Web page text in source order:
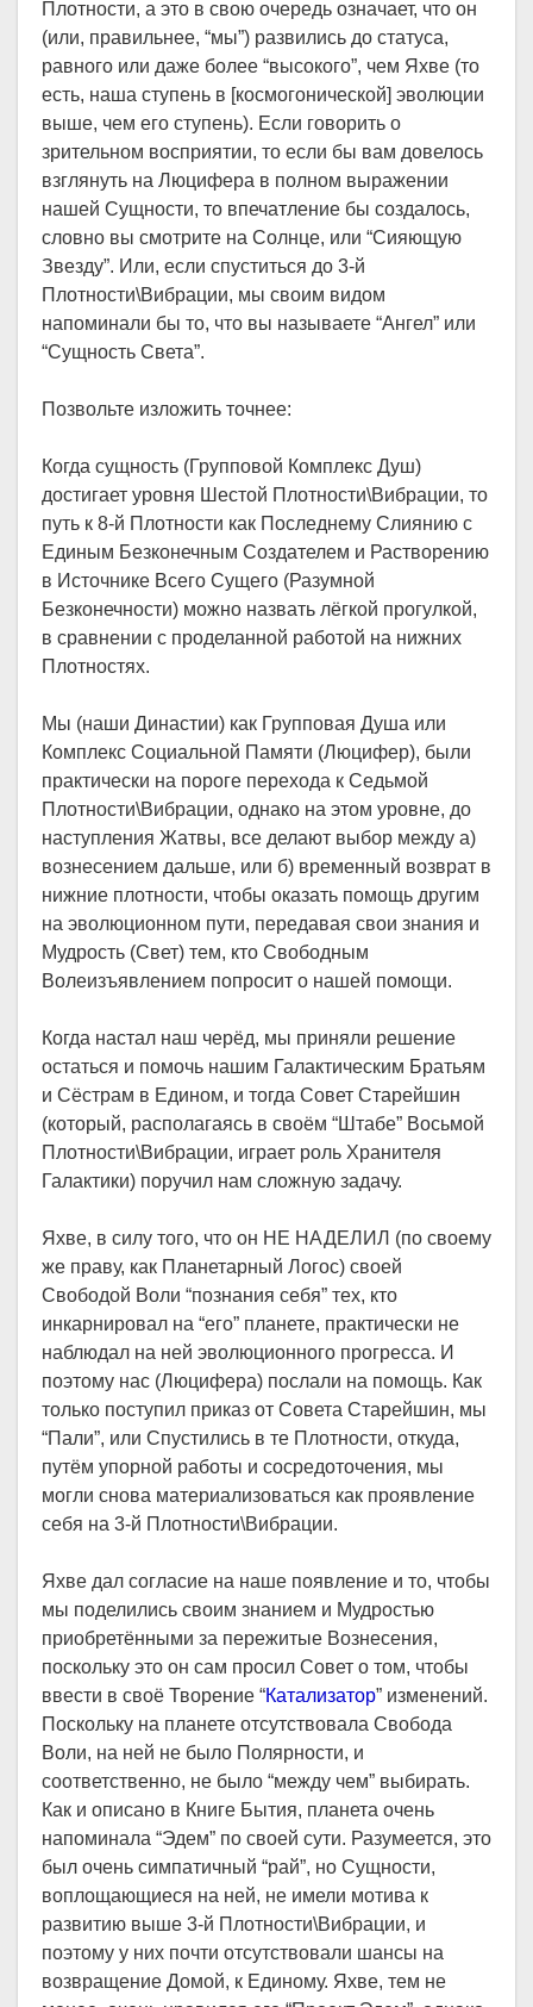
Плотности, а это в свою очередь означает, что он
(или, правильнее, “мы”) развились до статуса,
равного или даже более “высокого”, чем Яхве (то
есть, наша ступень в [космогонической] эволюции
выше, чем его ступень). Если говорить о
зрительном восприятии, то если бы вам довелось
взглянуть на Люцифера в полном выражении
нашей Сущности, то впечатление бы создалось,
словно вы смотрите на Солнце, или “Сияющую
Звезду”. Или, если спуститься до 3-й
Плотности\Вибрации, мы своим видом
напоминали бы то, что вы называете “Ангел” или
“Сущность Света”.
Позвольте изложить точнее:
Когда сущность (Групповой Комплекс Душ)
достигает уровня Шестой Плотности\Вибрации, то
путь к 8-й Плотности как Последнему Слиянию с
Единым Безконечным Создателем и Растворению
в Источнике Всего Сущего (Разумной
Безконечности) можно назвать лёгкой прогулкой,
в сравнении с проделанной работой на нижних
Плотностях.
Мы (наши Династии) как Групповая Душа или
Комплекс Социальной Памяти (Люцифер), были
практически на пороге перехода к Седьмой
Плотности\Вибрации, однако на этом уровне, до
наступления Жатвы, все делают выбор между а)
вознесением дальше, или б) временный возврат в
нижние плотности, чтобы оказать помощь другим
на эволюционном пути, передавая свои знания и
Мудрость (Свет) тем, кто Свободным
Волеизъявлением попросит о нашей помощи.
Когда настал наш черёд, мы приняли решение
остаться и помочь нашим Галактическим Братьям
и Сёстрам в Едином, и тогда Совет Старейшин
(который, располагаясь в своём “Штабе” Восьмой
Плотности\Вибрации, играет роль Хранителя
Галактики) поручил нам сложную задачу.
Яхве, в силу того, что он НЕ НАДЕЛИЛ (по своему
же праву, как Планетарный Логос) своей
Свободой Воли “познания себя” тех, кто
инкарнировал на “его” планете, практически не
наблюдал на ней эволюционного прогресса. И
поэтому нас (Люцифера) послали на помощь. Как
только поступил приказ от Совета Старейшин, мы
“Пали”, или Спустились в те Плотности, откуда,
путём упорной работы и сосредоточения, мы
могли снова материализоваться как проявление
себя на 3-й Плотности\Вибрации.
Яхве дал согласие на наше появление и то, чтобы
мы поделились своим знанием и Мудростью
приобретёнными за пережитые Вознесения,
поскольку это он сам просил Совет о том, чтобы
ввести в своё Творение “Катализатор” изменений.
Поскольку на планете отсутствовала Свобода
Воли, на ней не было Полярности, и
соответственно, не было “между чем” выбирать.
Как и описано в Книге Бытия, планета очень
напоминала “Эдем” по своей сути. Разумеется, это
был очень симпатичный “рай”, но Сущности,
воплощающиеся на ней, не имели мотива к
развитию выше 3-й Плотности\Вибрации, и
поэтому у них почти отсутствовали шансы на
возвращение Домой, к Единому. Яхве, тем не